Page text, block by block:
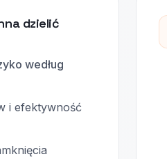
dzielić
według
i efektywność